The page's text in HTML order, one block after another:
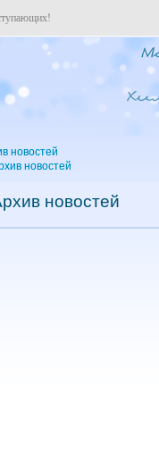
новостей
новостей
новостей